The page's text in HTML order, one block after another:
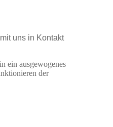
uns in Kontakt
ein ausgewogenes
der